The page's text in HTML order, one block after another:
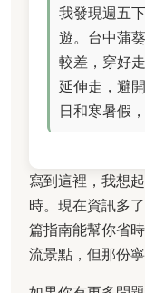
我發現週五
遊。台中蒲
較差，穿好
延伸走，避
日和寒暑假
寫到這裡，我想
時。現在資訊多
篇指南能幫你省
流景點，但那份